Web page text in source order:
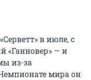
в июле, с
«Ганновер» — и
из-за
мира он